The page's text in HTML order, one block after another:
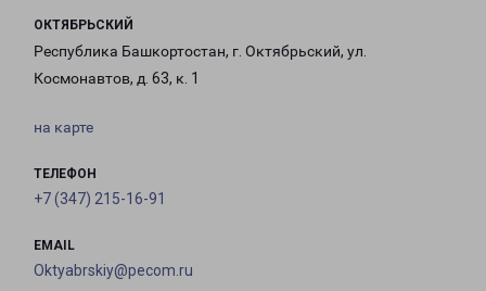
ОКТЯБРЬСКИЙ
Республика Башкортостан, г. Октябрьский, ул.
Космонавтов, д. 63, к. 1
на карте
ТЕЛЕФОН
+7 (347) 215-16-91
EMAIL
Oktyabrskiy@pecom.ru